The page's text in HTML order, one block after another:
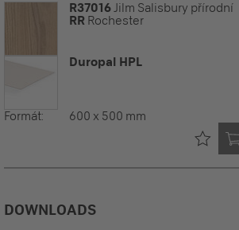
R37016Jilm Salisbury přírodní
RR Rochester
Duropal HPL
Formát: 600 x 500 mm
DOWNLOADS